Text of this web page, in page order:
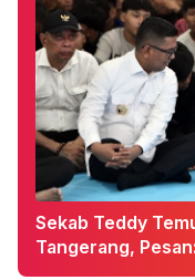
Sekab Teddy
Tangerang,